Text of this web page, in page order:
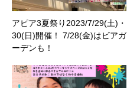
アピア3夏祭り2023/7/29(土)・
30(日)開催！ 7/28(金)はビアガ
ーデンも！